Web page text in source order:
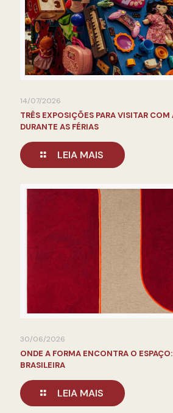
14/07/2026
TRÊS EXPOSIÇÕES PARA VISITAR
DURANTE AS FÉRIAS
LEIA MAIS
30/06/2026
ONDE A FORMA ENCONTRA O
BRASILEIRA
LEIA MAIS